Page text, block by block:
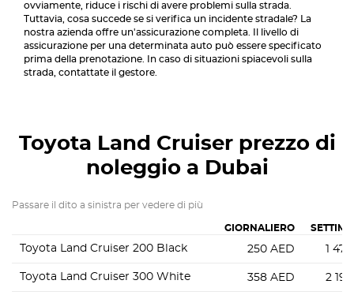
ovviamente, riduce i rischi di avere problemi sulla strada.
Tuttavia, cosa succede se si verifica un incidente stradale? La
nostra azienda offre un'assicurazione completa. Il livello di
assicurazione per una determinata auto può essere specificato
prima della prenotazione. In caso di situazioni spiacevoli sulla
strada, contattate il gestore.
Toyota Land Cruiser prezzo di
noleggio a Dubai
Passare il dito a sinistra per vedere di più
GIORNALIERO
Toyota Land Cruiser 200 Black 250 AED 1 470
Toyota Land Cruiser 300 White 358 AED 2 192